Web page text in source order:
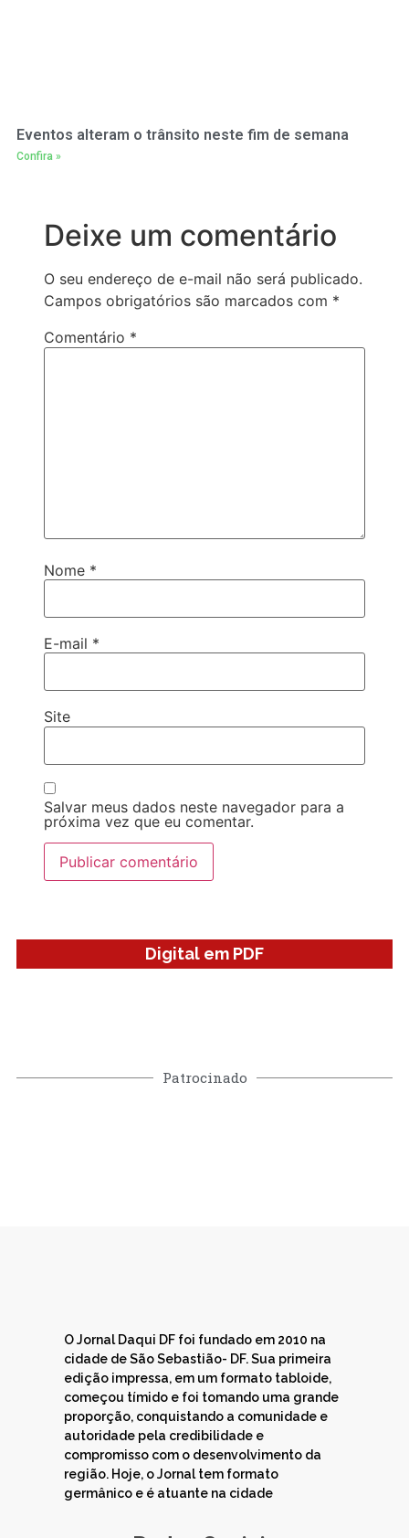
Eventos alteram o trânsito neste fim de semana
Confira »
Deixe um comentário
O seu endereço de e-mail não será publicado.
Campos obrigatórios são marcados com *
Comentário *
Nome *
E-mail *
Site
Salvar meus dados neste navegador para a
próxima vez que eu comentar.
Digital em PDF
Patrocinado
O Jornal Daqui DF foi fundado em 2010 na
cidade de São Sebastião- DF. Sua primeira
edição impressa, em um formato tabloide,
começou tímido e foi tomando uma grande
proporção, conquistando a comunidade e
autoridade pela credibilidade e
compromisso com o desenvolvimento da
região. Hoje, o Jornal tem formato
germânico e é atuante na cidade